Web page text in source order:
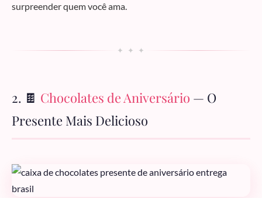
surpreender quem você ama.
✦ ✦ ✦
2. 🍫 Chocolates de Aniversário — O
Presente Mais Delicioso